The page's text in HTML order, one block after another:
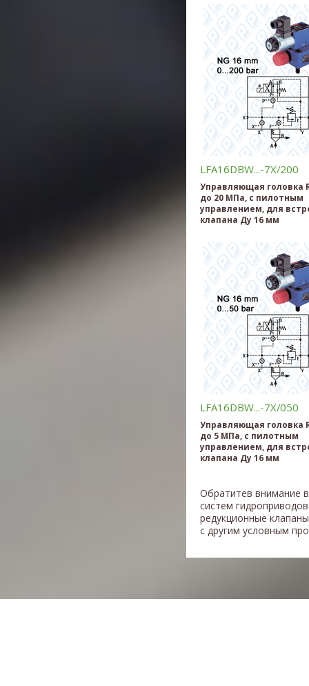
LFA16DBW...-7X/200
Управляющая головка
до 20 МПа, c пилотным
управлением, для
клапана Ду 16 мм
LFA16DBW...-7X/050
Управляющая головка
до 5 МПа, c пилотным
управлением, для
клапана Ду 16 мм
Обратитев внимание
систем
редукционные
с другим условным